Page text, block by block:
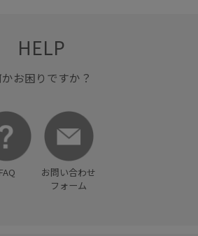
HELP
お困りですか？
FAQ
お問い合わせ
フォーム